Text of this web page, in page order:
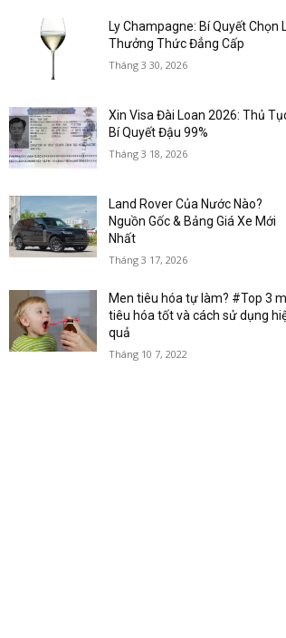
Ly Champagne: Bí Quyết Chọn
Thưởng Thức Đẳng Cấp
Tháng 3 30, 2026
Xin Visa Đài Loan 2026: Thủ
Bí Quyết Đậu 99%
Tháng 3 18, 2026
Land Rover Của Nước Nào?
Nguồn Gốc & Bảng Giá Xe Mới
Nhất
Tháng 3 17, 2026
Men tiêu hóa tự làm? #Top 3
tiêu hóa tốt và cách sử dụng
quả
Tháng 10 7, 2022